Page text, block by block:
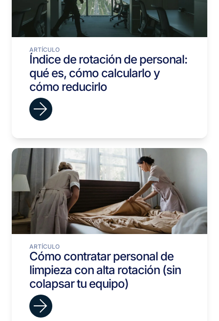
ARTÍCULO
Índice de rotación de personal:
qué es, cómo calcularlo y
cómo reducirlo
ARTÍCULO
Cómo contratar personal de
limpieza con alta rotación (sin
colapsar tu equipo)